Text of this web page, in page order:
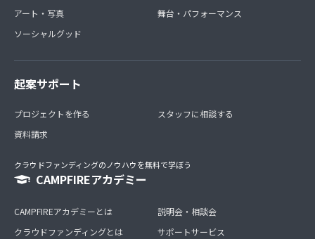
アート・写真
ソーシャルグッド
舞台・パフォーマンス
起案サポート
プロジェクトを作る
資料請求
スタッフに相談する
クラウドファンディングのノウハウを無料で学ぼう
CAMPFIREアカデミー
CAMPFIREアカデミーとは
クラウドファンディングとは
説明会・相談会
サポートサービス